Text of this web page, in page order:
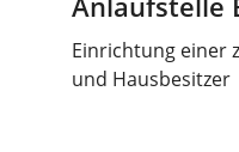
Einrichtung einer
und Hausbesitzer